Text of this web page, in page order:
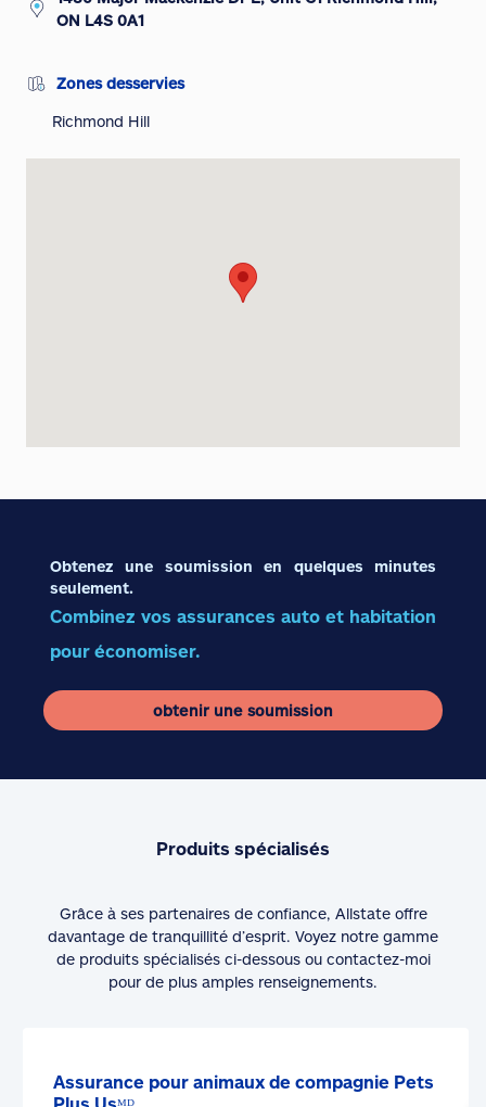
ON L4S 0A1
Zones desservies
Richmond Hill
Obtenez une soumission en quelques minutes
seulement.
Combinez vos assurances auto et habitation
pour économiser.
obtenir une soumission
Produits spécialisés
Grâce à ses partenaires de confiance, Allstate offre
davantage de tranquillité d’esprit. Voyez notre gamme
de produits spécialisés ci-dessous ou contactez-moi
pour de plus amples renseignements.
Assurance pour animaux de compagnie Pets